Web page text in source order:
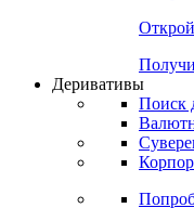
Поиск
Деривативы